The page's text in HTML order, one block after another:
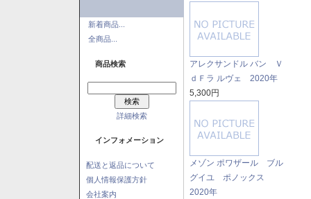
新着商品...
全商品...
商品検索
詳細検索
インフォメーション
配送と返品について
個人情報保護方針
会社案内
アレクサンドル バン Ｖ
ｄＦラ ルヴェ 2020年
5,300円
メゾン ポワザール ブル
グイユ ポノックス
2020年